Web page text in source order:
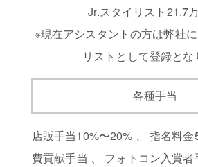
Jr.スタイリスト21.7
※現在アシスタントの方は弊社
リストとして登録とな
各種手当
店販手当10%〜20% 、 指名料
費貢献手当 、 フォトコン入賞